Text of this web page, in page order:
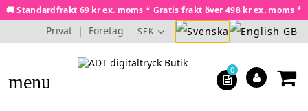
🚚 Standardfrakt 69 kr ex. moms * Gratis frakt över 498 kr ex. moms *
Privat | Företag SEK
menu
0